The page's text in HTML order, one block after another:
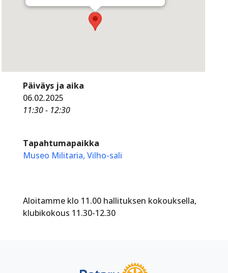
Päiväys ja aika
06.02.2025
11:30 - 12:30
Tapahtumapaikka
Museo Militaria, Vilho-sali
Aloitamme klo 11.00 hallituksen kokouksella,
klubikokous 11.30-12.30